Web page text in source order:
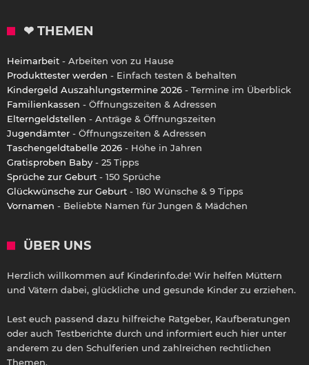
❤ THEMEN
Heimarbeit - Arbeiten von zu Hause
Produkttester werden - Einfach testen & behalten
Kindergeld Auszahlungstermine 2026 - Termine im Überblick
Familienkassen - Öffnungszeiten & Adressen
Elterngeldstellen - Anträge & Öffnungszeiten
Jugendämter - Öffnungszeiten & Adressen
Taschengeldtabelle 2026 - Höhe in Jahren
Gratisproben Baby - 25 Tipps
Sprüche zur Geburt - 150 Sprüche
Glückwünsche zur Geburt - 180 Wünsche & 9 Tipps
Vornamen - Beliebte Namen für Jungen & Mädchen
ÜBER UNS
Herzlich willkommen auf Kinderinfo.de! Wir helfen Müttern
und Vätern dabei, glückliche und gesunde Kinder zu erziehen.
Lest euch passend dazu hilfreiche Ratgeber, Kaufberatungen
oder auch Testberichte durch und informiert euch hier unter
anderem zu den Schulferien und zahlreichen rechtlichen
Themen.